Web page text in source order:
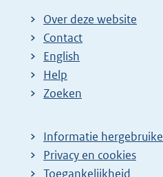
Over deze website
Contact
English
Help
Zoeken
Informatie
Privacy en cookies
Toegankelijkheid